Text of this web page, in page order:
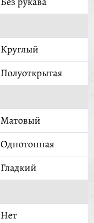
Круглый
Полуоткрытая
Матовый
Однотонная
Гладкий
Нет